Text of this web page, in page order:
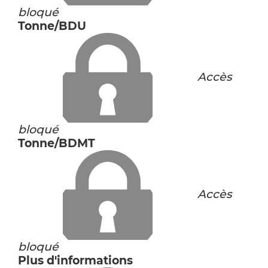
bloqué
Tonne/BDU
Accès
bloqué
Tonne/BDMT
Accès
bloqué
Plus d'informations